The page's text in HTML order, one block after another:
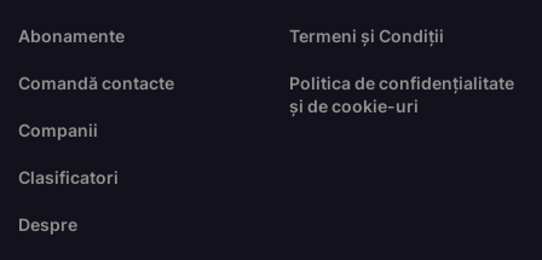
Abonamente
Comandă contacte
Companii
Clasificatori
Despre
Termeni și Condiții
Politica de confidențialitate
și de cookie-uri